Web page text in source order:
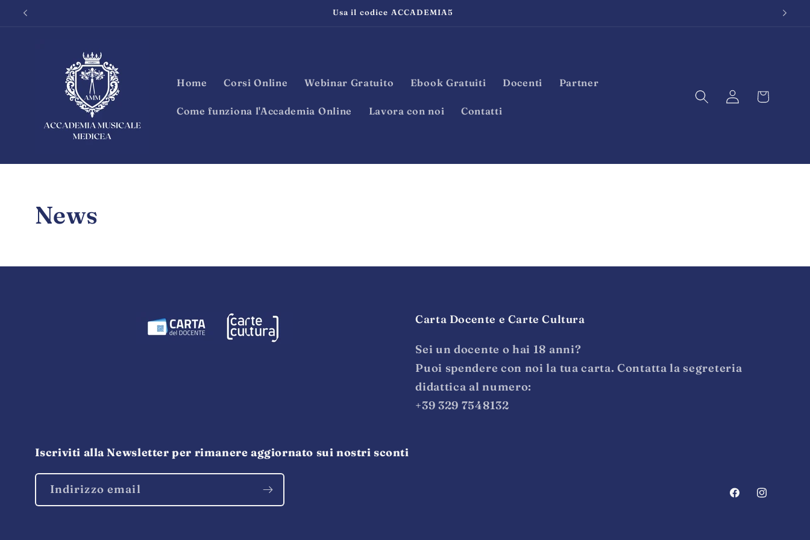
direttamente
Usa il codice ACCADEMIA5
Home Corsi Online Webinar Gratuito Ebook Gratuiti Docenti Partner
Come funziona l'Accademia Online Lavora con noi Contatti
Accedi Carrello
News
Carta Docente e Carte Cultura
Sei un docente o hai 18 anni?
Puoi spendere con noi la tua carta. Contatta la segreteria
didattica al numero:
+39 329 7548132
Iscriviti alla Newsletter per rimanere aggiornato sui nostri sconti
Indirizzo email
FacebookInstagram